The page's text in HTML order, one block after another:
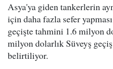
Asya'ya giden tankerlerin
için daha fazla sefer
geçişte tahmini 1.6 milyon
milyon dolarlık Süveyş
belirtiliyor.